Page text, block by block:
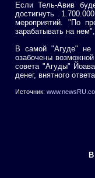
Если Тель-Авив
достигнуть
мероприятий. "По
зарабатывать на
В самой "Агуде" не
озабочены
совета "Агуды"
денег, внятного
Источник:
В